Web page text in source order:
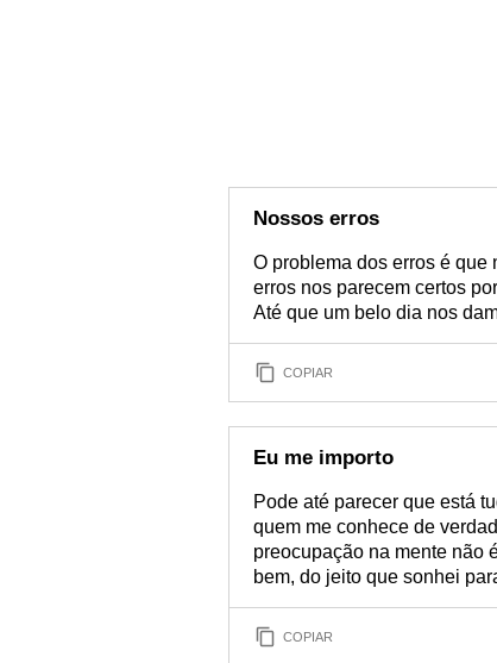
Nossos erros
O problema dos erros é que
erros nos parecem certos
Até que um belo dia nos
COPIAR
Eu me importo
Pode até parecer que está
quem me conhece de
preocupação na mente não
bem, do jeito que sonhei
COPIAR